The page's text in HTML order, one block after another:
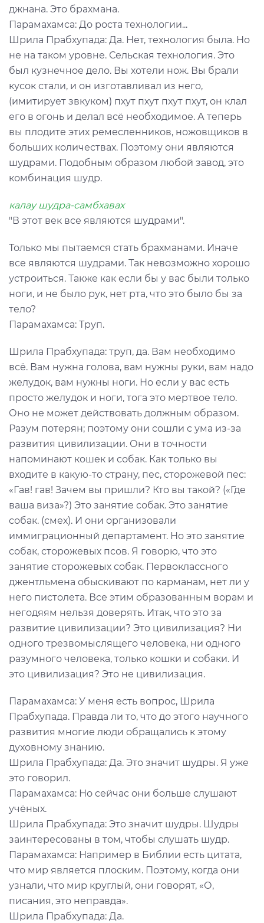
джнана. Это брахмана.
Парамахамса: До роста технологии...
Шрила Прабхупада: Да. Нет, технология была. Но
не на таком уровне. Сельская технология. Это
был кузнечное дело. Вы хотели нож. Вы брали
кусок стали, и он изготавливал из него,
(имитирует звкуком) пхут пхут пхут пхут, он клал
его в огонь и делал всё необходимое. А теперь
вы плодите этих ремесленников, ножовщиков в
больших количествах. Поэтому они являются
шудрами. Подобным образом любой завод, это
комбинация шудр.
калау шудра-самбхавах
"В этот век все являются шудрами".
Только мы пытаемся стать брахманами. Иначе
все являются шудрами. Так невозможно хорошо
устроиться. Также как если бы у вас были только
ноги, и не было рук, нет рта, что это было бы за
тело?
Парамахамса: Труп.
Шрила Прабхупада: труп, да. Вам необходимо
всё. Вам нужна голова, вам нужны руки, вам надо
желудок, вам нужны ноги. Но если у вас есть
просто желудок и ноги, тога это мертвое тело.
Оно не может действовать должным образом.
Разум потерян; поэтому они сошли с ума из-за
развития цивилизации. Они в точности
напоминают кошек и собак. Как только вы
входите в какую-то страну, пес, сторожевой пес:
«Гав! гав! Зачем вы пришли? Кто вы такой? («Где
ваша виза»?) Это занятие собак. Это занятие
собак. (смех). И они организовали
иммиграционный департамент. Но это занятие
собак, сторожевых псов. Я говорю, что это
занятие сторожевых собак. Первоклассного
джентльмена обыскивают по карманам, нет ли у
него пистолета. Все этим образованным ворам и
негодяям нельзя доверять. Итак, что это за
развитие цивилизации? Это цивилизация? Ни
одного трезвомыслящего человека, ни одного
разумного человека, только кошки и собаки. И
это цивилизация? Это не цивилизация.
Парамахамса: У меня есть вопрос, Шрила
Прабхупада. Правда ли то, что до этого научного
развития многие люди обращались к этому
духовному знанию.
Шрила Прабхупада: Да. Это значит шудры. Я уже
это говорил.
Парамахамса: Но сейчас они больше слушают
учёных.
Шрила Прабхупада: Это значит шудры. Шудры
заинтересованы в том, чтобы слушать шудр.
Парамахамса: Например в Библии есть цитата,
что мир является плоским. Поэтому, когда они
узнали, что мир круглый, они говорят, «О,
писания, это неправда».
Шрила Прабхупада: Да.